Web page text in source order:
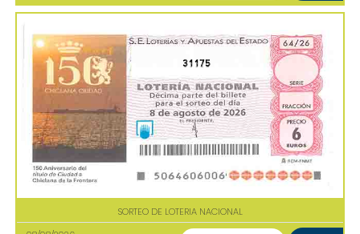
31175
SORTEO DE LOTERIA NACIONAL